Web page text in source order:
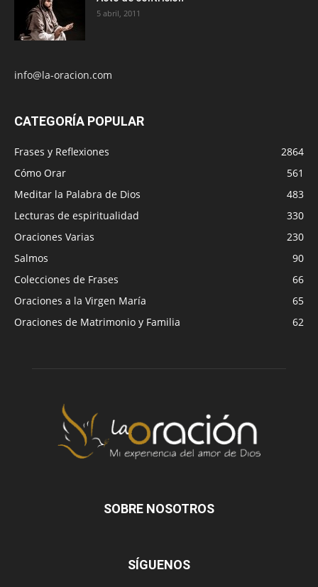
5 abril, 2011
info@la-oracion.com
CATEGORÍA POPULAR
Frases y Reflexiones
2864
Cómo Orar
561
Meditar la Palabra de Dios
483
Lecturas de espiritualidad
330
Oraciones Varias
230
Salmos
90
Colecciones de Frases
66
Oraciones a la Virgen María
65
Oraciones de Matrimonio y Familia
62
SOBRE NOSOTROS
SÍGUENOS